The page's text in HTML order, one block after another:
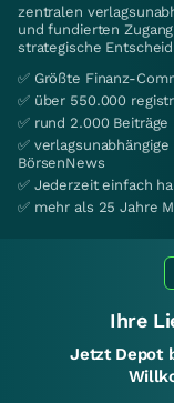
zentralen
und fundierten
strategische
✅ Größte Finanz-
✅ über 550.000
✅ rund 2.000 Beiträge
✅
BörsenNews
✅ Jederzeit einfach
✅ mehr als 25 Jahre
Ihre
Jetzt Depot